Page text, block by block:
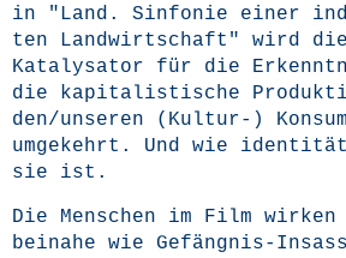
in "Land. Sin­fo­nie einer
ten Land­wirt­schaft" wird
Kata­ly­sa­tor für die
die kapi­ta­lis­ti­sche
den/unseren (Kul­tur-)
umge­kehrt. Und wie
sie ist.
Die Men­schen im Film
bei­na­he wie Gefäng­nis-